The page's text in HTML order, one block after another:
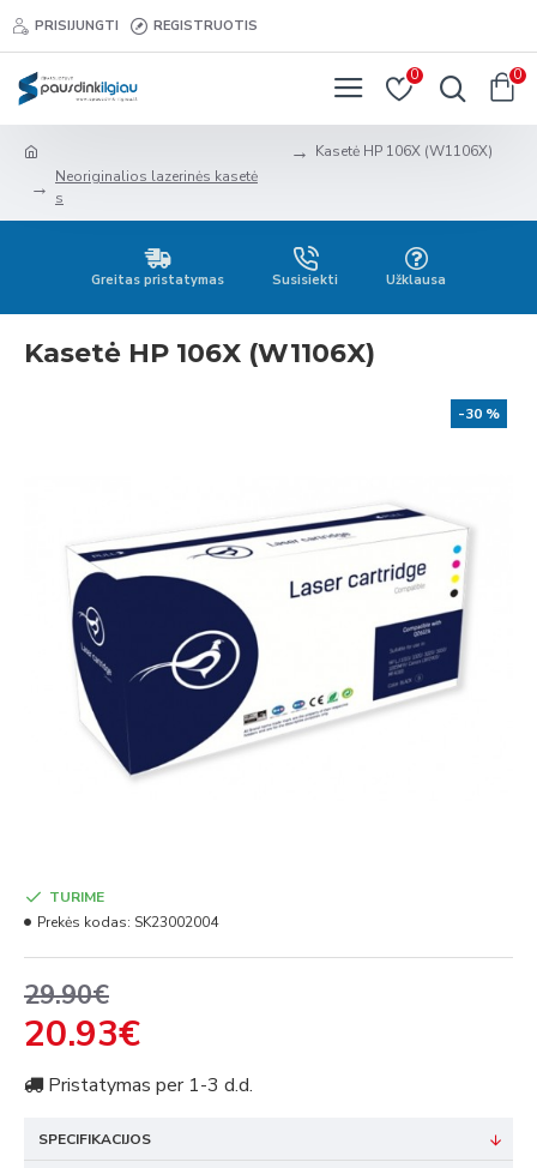
PRISIJUNGTI REGISTRUOTIS
0 0
Neoriginalios lazerinės kasetė
s
Kasetė HP 106X (W1106X)
Greitas pristatymas Susisiekti Užklausa
Kasetė HP 106X (W1106X)
-30 %
29.90€
20.93€
TURIME
Prekės kodas: SK23002004
Pristatymas per 1-3 d.d.
SPECIFIKACIJOS